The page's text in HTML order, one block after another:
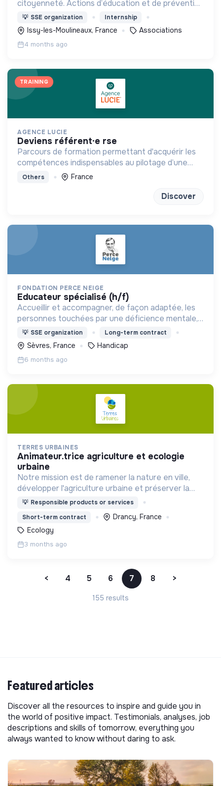
citoyenneté. Actions d’éducation et de prévention
auprès des jeunes. Accueil et médiation
administrative et sociale. Apprentissage du
Français et insertion. .
💡 SSE organization Internship
Issy-les-Moulineaux, France Associations
4 months ago
TRAINING
AGENCE LUCIE
deviens référent·e rse
Parcours de formation permettant d'acquérir les
compétences indispensables au pilotage d’une
stratégie RSE/RSO
Others France
Discover
FONDATION PERCE NEIGE
educateur spécialisé (h/f)
Accueillir et accompagner, de façon adaptée, les
personnes touchées par une déficience mentale,
un handicap physique ou psychique
💡 SSE organization Long-term contract
Sèvres, France Handicap
6 months ago
TERRES URBAINES
animateur.trice agriculture et ecologie
urbaine
Notre mission est de ramener la nature en ville,
développer l'agriculture urbaine et préserver la
biodiversité.
💡 Responsible products or services
Short-term contract
Drancy, France
Ecology
3 months ago
< 4 5 6 7 8 >
155 results
Featured articles
Discover all the resources to inspire and guide you in
the world of positive impact. Testimonials, analyses, job
descriptions and skills of tomorrow, everything you
always wanted to know without daring to ask.